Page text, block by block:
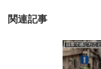
k
関連記事
日常で感じたこと